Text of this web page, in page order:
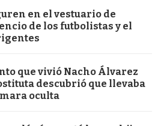
en el vestuario de
de los futbolistas y el
que vivió Nacho Álvarez
descubrió que llevaba
oculta